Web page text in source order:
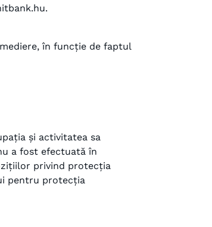
în funcție de faptul
și activitatea sa
a fost efectuată în
privind protecția
pentru protecția